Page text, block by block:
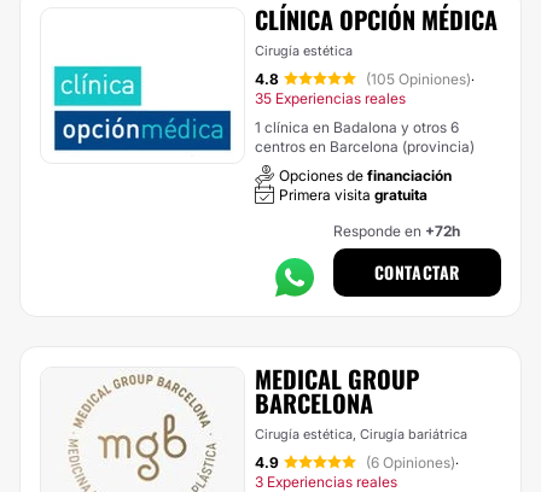
CLÍNICA OPCIÓN MÉDICA
Cirugía estética
4.8 (105 Opiniones)·
35 Experiencias reales
1 clínica en Badalona y otros 6
centros en Barcelona (provincia)
Opciones de financiación
Primera visita gratuita
Responde en +72h
CONTACTAR
MEDICAL GROUP
BARCELONA
Cirugía estética, Cirugía bariátrica
4.9 (6 Opiniones)·
3 Experiencias reales